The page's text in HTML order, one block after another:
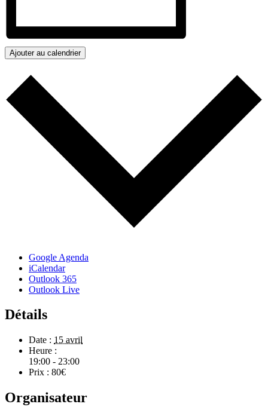
Ajouter au calendrier
Google Agenda
iCalendar
Outlook 365
Outlook Live
Détails
Date : 15 avril
Heure :
19:00 - 23:00
Prix : 80€
Organisateur